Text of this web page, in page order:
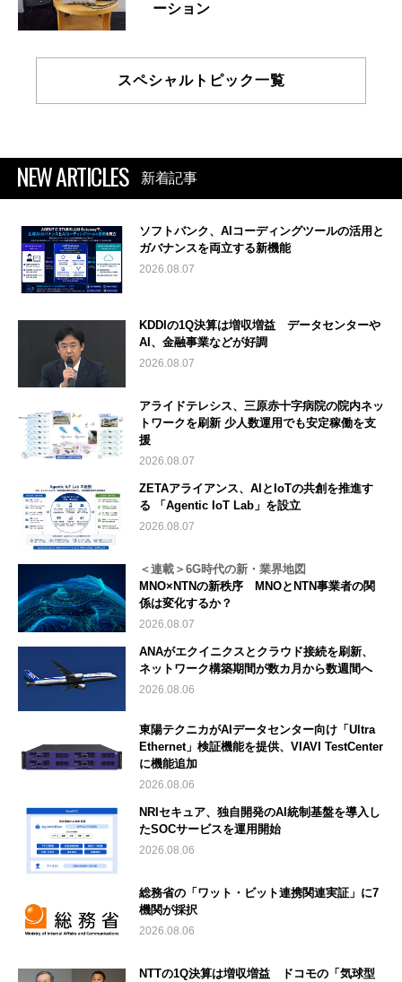
ーション
スペシャルトピック一覧
NEW ARTICLES 新着記事
ソフトバンク、AIコーディングツールの活用と
ガバナンスを両立する新機能
2026.08.07
KDDIの1Q決算は増収増益 データセンターや
AI、金融事業などが好調
2026.08.07
アライドテレシス、三原赤十字病院の院内ネッ
トワークを刷新 少人数運用でも安定稼働を支
援
2026.08.07
ZETAアライアンス、AIとIoTの共創を推進す
る 「Agentic IoT Lab」を設立
2026.08.07
＜連載＞6G時代の新・業界地図
MNO×NTNの新秩序 MNOとNTN事業者の関
係は変化するか？
2026.08.07
ANAがエクイニクスとクラウド接続を刷新、
ネットワーク構築期間が数カ月から数週間へ
2026.08.06
東陽テクニカがAIデータセンター向け「Ultra
Ethernet」検証機能を提供、VIAVI TestCenter
に機能追加
2026.08.06
NRIセキュア、独自開発のAI統制基盤を導入し
たSOCサービスを運用開始
2026.08.06
総務省の「ワット・ビット連携関連実証」に7
機関が採択
2026.08.06
NTTの1Q決算は増収増益 ドコモの「気球型